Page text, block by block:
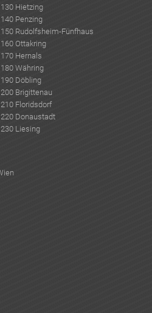
Hietzing
Penzing
Rudolfsheim-Fünfhaus
Ottakring
Hernals
Währing
Döbling
Brigittenau
Floridsdorf
Donaustadt
Liesing